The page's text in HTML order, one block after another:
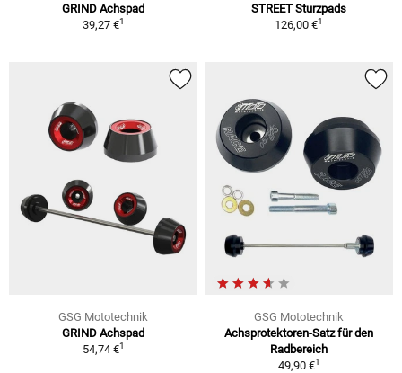
GRIND Achspad
39,27 €1
STREET Sturzpads
126,00 €1
GSG Mototechnik
GRIND Achspad
54,74 €1
GSG Mototechnik
Achsprotektoren-Satz für den
Radbereich
49,90 €1